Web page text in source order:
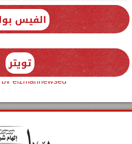
الفيس
تويتر
elzmannewseg